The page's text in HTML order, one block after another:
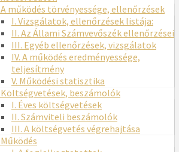
A működés törvényessége, ellenőrzések
I. Vizsgálatok, ellenőrzések listája:
II. Az Állami Számvevőszék ellenőrzései
III. Egyéb ellenőrzések, vizsgálatok
IV. A működés eredményessége,
teljesítmény
V. Működési statisztika
Költségvetések, beszámolók
I. Éves költségvetések
II. Számviteli beszámolók
III. A költségvetés végrehajtása